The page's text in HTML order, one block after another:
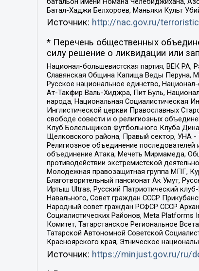
Батал-Хаджи Белхороев, Маньяки Культ
Источник: http://nac.gov.ru/
* Перечень общественных
силу решение о ликвидации или
Национал-большевистская партия, ВЕК РА,
Славянская Община Капища Веды Перуна,
Русское национальное единство,
Ат-Такфир Валь-Хиджра, Пит Буль,
народа, Национальная Социалистическая
Инглистической церкви Православных
свободе совести и о религиозных
Клуб Болельщиков Футбольного Клуба
Щелковского района, Правый сектор, УНА -
Религиозное объединение последователей
объединение Атака, Мечеть Мирмамеда,
противодействии экстремистской
Молодежная правозащитная группа МПГ,
Благотворительный пансионат Ак Умут,
Иртыш Ultras, Русский Патриотический
Навального, Совет граждан СССР
Народный совет граждан РСФСР СССР
Социалистических Районов, Meta Platforms
Комитет, Татарстанское Региональное
Татарской Автономной Советской
Красноярского края, Этническое
Источник: https://minjust.gov.ru/ru/